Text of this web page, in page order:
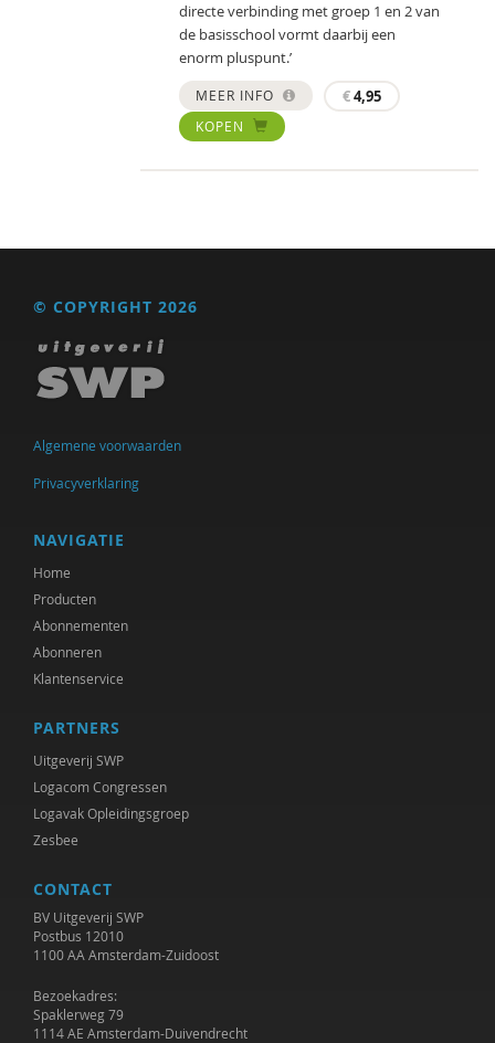
directe verbinding met groep 1 en 2 van
de basisschool vormt daarbij een
enorm pluspunt.’
MEER INFO €4,95
KOPEN
© COPYRIGHT 2026
Algemene voorwaarden
Privacyverklaring
NAVIGATIE
Home
Producten
Abonnementen
Abonneren
Klantenservice
PARTNERS
Uitgeverij SWP
Logacom Congressen
Logavak Opleidingsgroep
Zesbee
CONTACT
BV Uitgeverij SWP
Postbus 12010
1100 AA Amsterdam-Zuidoost
Bezoekadres:
Spaklerweg 79
1114 AE Amsterdam-Duivendrecht